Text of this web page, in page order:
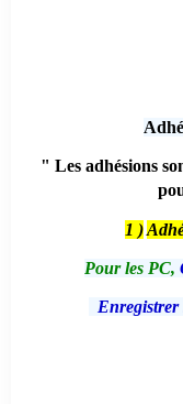
" Les adhésions
1 )
Pour les PC,
Enregistrer